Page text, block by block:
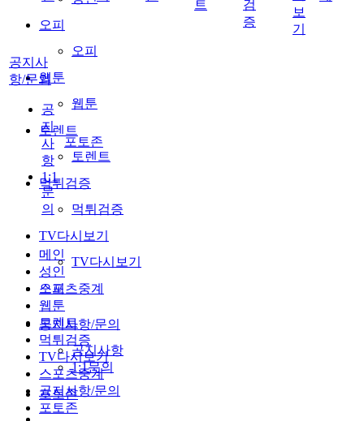
오피
오피
웹툰
웹툰
토렌트
토렌트
먹튀검증
먹튀검증
TV다시보기
TV다시보기
스포츠중계
공지사항/문의
공지사항
1:1문의
포토존
트
검
증
보
기
공지사
항/문의
공
지
사
항
1:1
문
의
포토존
메인
성인
오피
웹툰
토렌트
먹튀검증
TV다시보기
스포츠중계
공지사항/문의
포토존